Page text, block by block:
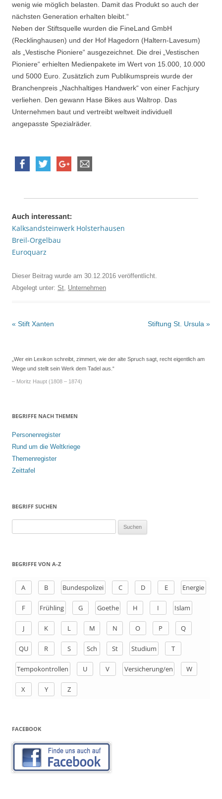
wenig wie möglich belasten. Damit das Produkt so auch der
nächsten Generation erhalten bleibt.“
Neben der Stiftsquelle wurden die FineLand GmbH
(Recklinghausen) und der Hof Hagedorn (Haltern-Lavesum)
als „Vestische Pioniere“ ausgezeichnet. Die drei „Vestischen
Pioniere“ erhielten Medienpakete im Wert von 15.000, 10.000
und 5000 Euro. Zusätzlich zum Publikumspreis wurde der
Branchenpreis „Nachhaltiges Handwerk“ von einer Fachjury
verliehen. Den gewann Hase Bikes aus Waltrop. Das
Unternehmen baut und vertreibt weltweit individuell
angepasste Spezialräder.
Auch interessant:
Kalksandsteinwerk Holsterhausen
Breil-Orgelbau
Euroquarz
Dieser Beitrag wurde am 30.12.2016 veröffentlicht.
Abgelegt unter: St, Unternehmen
Beitrags-
« Stift Xanten Stiftung St. Ursula »
„Wer ein Lexikon schreibt, zimmert, wie der alte Spruch sagt, recht eigentlich am
Wege und stellt sein Werk dem Tadel aus.“
– Moritz Haupt (1808 – 1874)
BEGRIFFE NACH THEMEN
Personenregister
Rund um die Weltkriege
Themenregister
Zeittafel
BEGRIFF SUCHEN
h
BEGRIFFE VON A-Z
A B Bundespolizei C D E Energie
F Frühling G Goethe H I Islam
J K L M N O P Q
QU R S Sch St Studium T
Tempokontrollen U V Versicherung/en W
X Y Z
FACEBOOK